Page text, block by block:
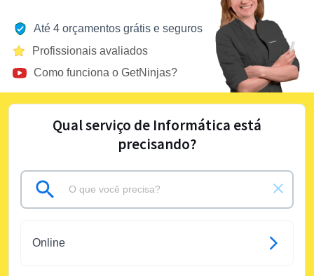
Até 4 orçamentos grátis e seguros
Profissionais avaliados
Como funciona o GetNinjas?
Qual serviço de Informática está
precisando?
Online